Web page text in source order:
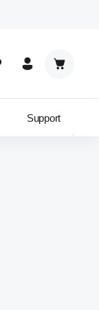
Support